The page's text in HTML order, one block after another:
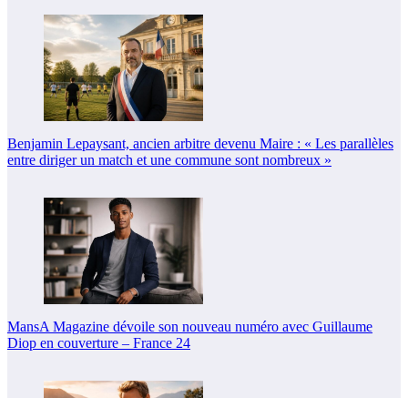
Benjamin Lepaysant, ancien arbitre devenu Maire : « Les parallèles
entre diriger un match et une commune sont nombreux »
MansA Magazine dévoile son nouveau numéro avec Guillaume
Diop en couverture – France 24